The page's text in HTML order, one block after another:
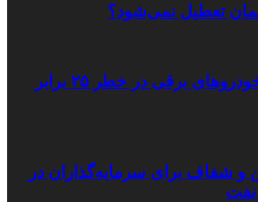
تعطیل نمی‌شود؟
تعرفه واردات خودروهای برقی در خطر ۲۵ برابر
و شفاف برای سرمایه‌گذاران در
نفت